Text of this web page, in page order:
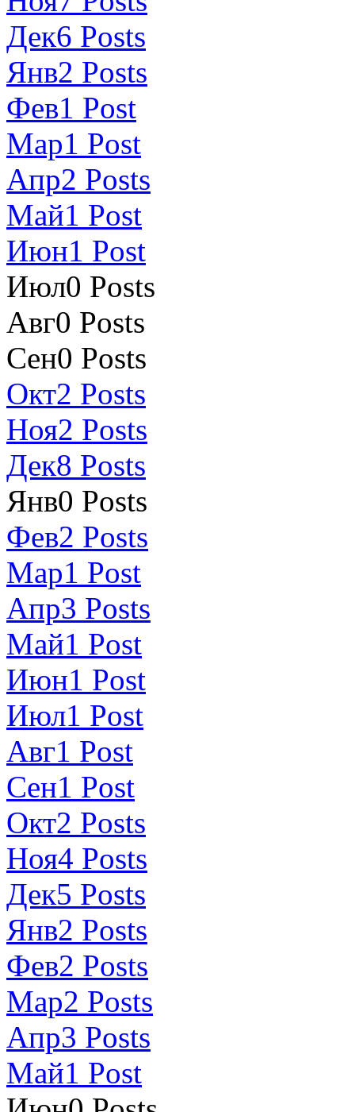
Дек6 Posts
Янв2 Posts
Фев1 Post
Мар1 Post
Апр2 Posts
Май1 Post
Июн1 Post
Июл0 Posts
Авг0 Posts
Сен0 Posts
Окт2 Posts
Ноя2 Posts
Дек8 Posts
Янв0 Posts
Фев2 Posts
Мар1 Post
Апр3 Posts
Май1 Post
Июн1 Post
Июл1 Post
Авг1 Post
Сен1 Post
Окт2 Posts
Ноя4 Posts
Дек5 Posts
Янв2 Posts
Фев2 Posts
Мар2 Posts
Апр3 Posts
Май1 Post